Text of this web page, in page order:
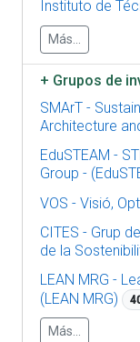
Instituto de
Más...
+ Grupos de
SMArT -
Architecture
EduSTEAM -
Group -
VOS - Visió,
CITES - Grup
de la
LEAN MRG -
(LEAN MRG)
Más...